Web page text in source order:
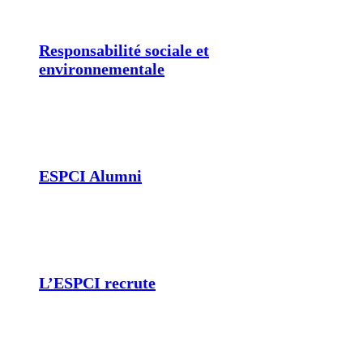
Responsabilité sociale et
environnementale
ESPCI Alumni
L’ESPCI recrute